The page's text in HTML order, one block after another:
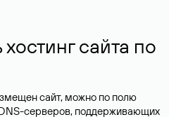
сайта по
сайт, можно по полю
DNS-серверов, поддерживающих